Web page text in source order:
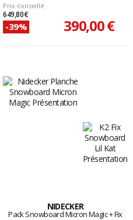
Prix conseillé
649,80 €
-39% 390,00 €
NIDECKER
Pack Snowboard Micron Magic + Fix